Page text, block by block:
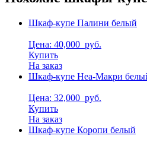
Шкаф-купе Палини белый
Цена: 40,000 руб.
Купить
На заказ
Шкаф-купе Неа-Макри
Цена: 32,000 руб.
Купить
На заказ
Шкаф-купе Коропи белый